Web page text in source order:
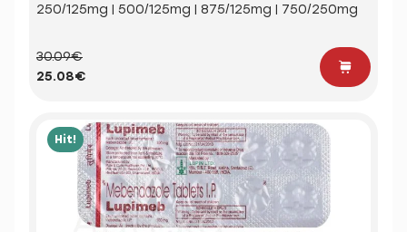
250/125mg | 500/125mg | 875/125mg | 750/250mg
30.09€
25.08€
Hit!